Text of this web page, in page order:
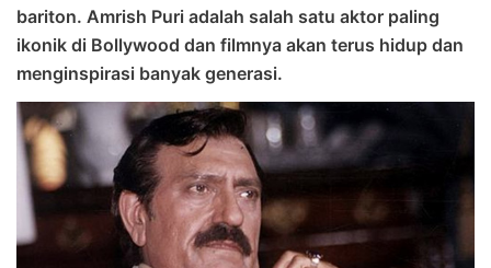
bariton. Amrish Puri adalah salah satu aktor paling
ikonik di Bollywood dan filmnya akan terus hidup dan
menginspirasi banyak generasi.